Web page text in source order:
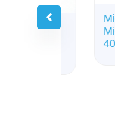
40 x